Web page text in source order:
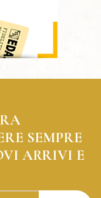
SEMPRE
ARRIVI E